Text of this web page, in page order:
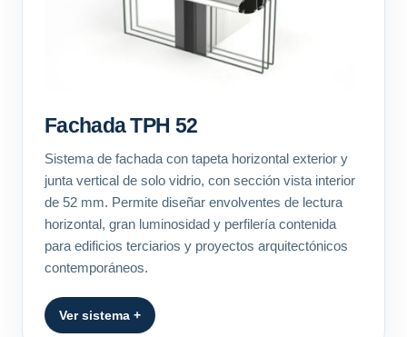
Fachada TPH 52
Sistema de fachada con tapeta horizontal exterior y
junta vertical de solo vidrio, con sección vista interior
de 52 mm. Permite diseñar envolventes de lectura
horizontal, gran luminosidad y perfilería contenida
para edificios terciarios y proyectos arquitectónicos
contemporáneos.
Ver sistema +